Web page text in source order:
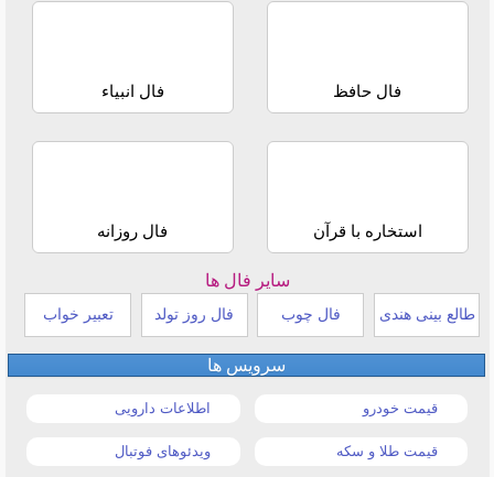
فال حافظ فال انبیاء
استخاره با قرآن فال روزانه
سایر فال ها
طالع بینی هندی فال چوب فال روز تولد تعبیر خواب
سرویس ها
قیمت خودرو اطلاعات دارویی
قیمت طلا و سکه ویدئوهای فوتبال